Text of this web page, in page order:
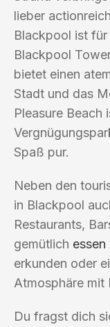
lieber
Blackpool ist
Blackpool
bietet einen
Stadt und das
Pleasure Beach
Spaß pur.
Neben den
in Blackpool
Restaurants,
gemütlich essen
erkunden oder
Atmosphäre mit
Du fragst dich